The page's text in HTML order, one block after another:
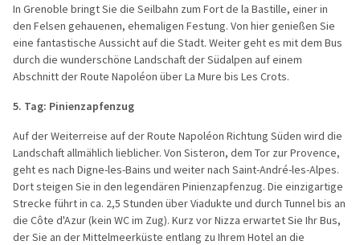
In Grenoble bringt Sie die Seilbahn zum Fort de la Bastille, einer in
den Felsen gehauenen, ehemaligen Festung. Von hier genießen Sie
eine fantastische Aussicht auf die Stadt. Weiter geht es mit dem Bus
durch die wunderschöne Landschaft der Südalpen auf einem
Abschnitt der Route Napoléon über La Mure bis Les Crots.
5. Tag: Pinienzapfenzug
Auf der Weiterreise auf der Route Napoléon Richtung Süden wird die
Landschaft allmählich lieblicher. Von Sisteron, dem Tor zur Provence,
geht es nach Digne-les-Bains und weiter nach Saint-André-les-Alpes.
Dort steigen Sie in den legendären Pinienzapfenzug. Die einzigartige
Strecke führt in ca. 2,5 Stunden über Viadukte und durch Tunnel bis an
die Côte d'Azur (kein WC im Zug). Kurz vor Nizza erwartet Sie Ihr Bus,
der Sie an der Mittelmeerküste entlang zu Ihrem Hotel an die